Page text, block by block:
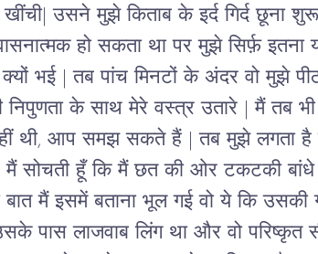
उसने मुझे किताब के इर्द गिर्द छूना
हो सकता था पर मुझे सिर्फ़
क्यों भई | तब पांच मिनटों के अंदर वो मुझे
के साथ मेरे वस्त्र उतारे | मैं तब
नहीं थी, आप समझ सकते हैं | तब मुझे
मैं सोचती हूँ कि मैं छत की ओर टकटकी
मैं इसमें बताना भूल गई वो ये कि
पास लाजवाब लिंग था और वो परिष्कृत